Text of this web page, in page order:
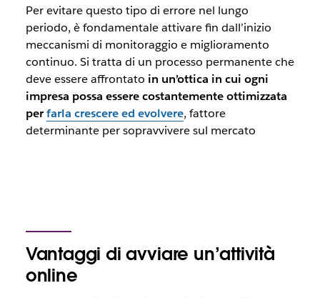
Per evitare questo tipo di errore nel lungo
periodo, è fondamentale attivare fin dall’inizio
meccanismi di monitoraggio e miglioramento
continuo. Si tratta di un processo permanente che
deve essere affrontato in un’ottica in cui ogni
impresa possa essere costantemente ottimizzata
perfarla crescere ed evolvere, fattore
determinante per sopravvivere sul mercato
Vantaggi di avviare un’attività
online